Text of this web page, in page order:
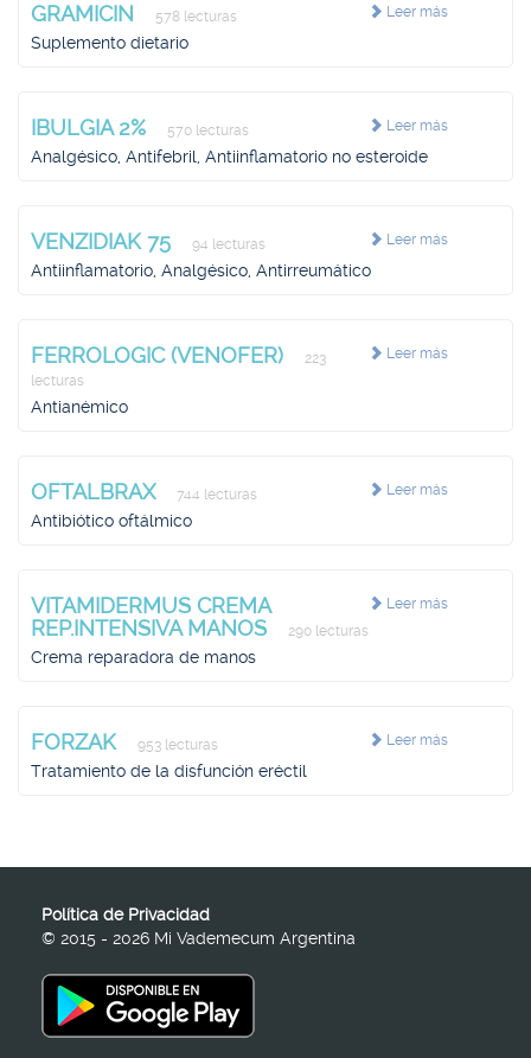
Leer más
GRAMICIN 578 lecturas
Suplemento dietario
Leer más
IBULGIA 2% 570 lecturas
Analgésico, Antifebril, Antiinflamatorio no esteroide
Leer más
VENZIDIAK 75 94 lecturas
Antiinflamatorio, Analgésico, Antirreumático
Leer más
FERROLOGIC (VENOFER)
223
lecturas
Antianémico
Leer más
OFTALBRAX 744 lecturas
Antibiótico oftálmico
Leer más
VITAMIDERMUS CREMA
REP.INTENSIVA MANOS
290 lecturas
Crema reparadora de manos
Leer más
FORZAK 953 lecturas
Tratamiento de la disfunción eréctil
Política de Privacidad
© 2015 - 2026 Mi Vademecum Argentina